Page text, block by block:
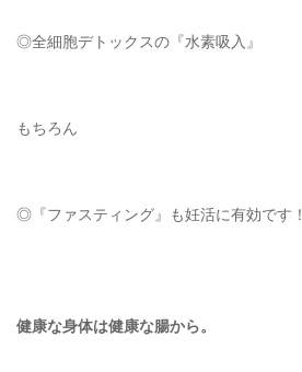
◎全細胞デトックスの『水素吸入』
もちろん
◎『ファスティング』も妊活に有効です！
健康な身体は健康な腸から。